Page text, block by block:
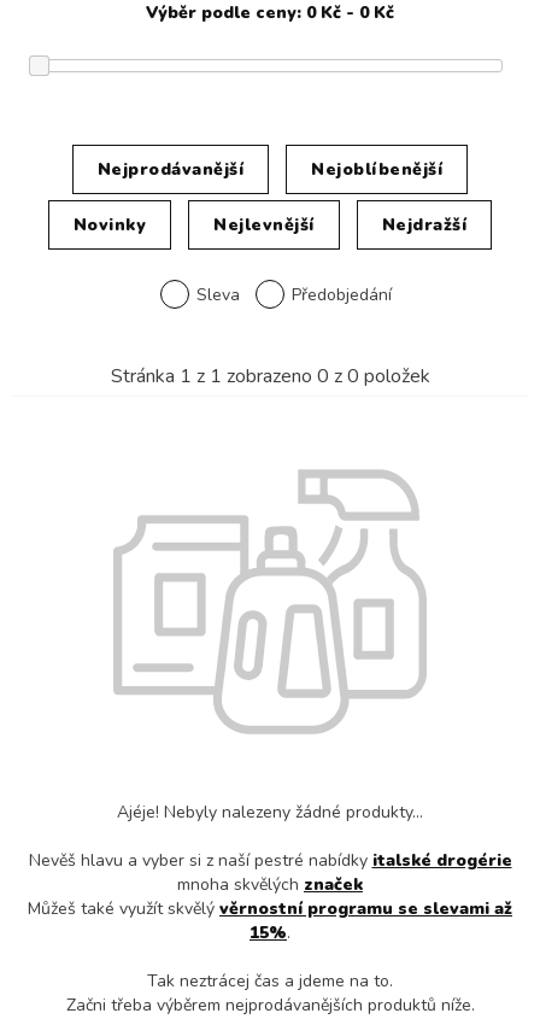
Nejprodávanější Nejoblíbenější
Novinky Nejlevnější Nejdražší
Sleva Předobjedání
Stránka 1 z 1 zobrazeno 0 z0 položek
Ajéje! Nebyly nalezeny žádné produkty...
Nevěš hlavu a vyber si z naší pestré nabídky italské drogérie
mnoha skvělých značek
Můžeš také využít skvělý věrnostní programu se slevami až
15%.
Tak neztrácej čas a jdeme na to.
Začni třeba výběrem nejprodávanějších produktů níže.